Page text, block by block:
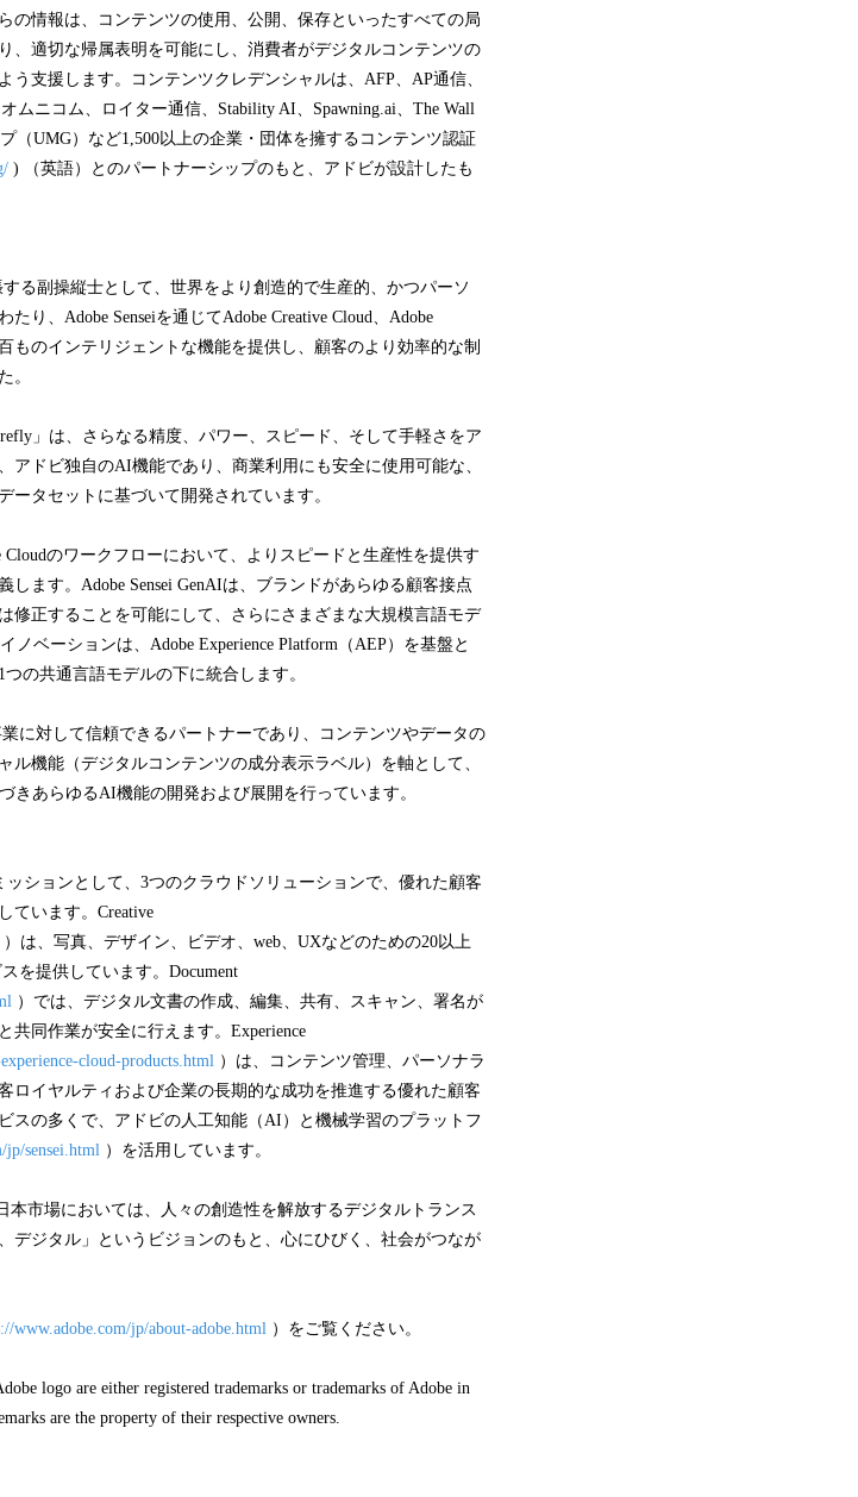
の情報は、コンテンツの使用、公開、保存といったすべての局
、適切な帰属表明を可能にし、消費者がデジタルコンテンツの
支援します。コンテンツクレデンシャルは、AFP、AP通信、
ムニコム、ロイター通信、Stability AI、Spawning.ai、The Wall
（UMG）など1,500以上の企業・団体を擁するコンテンツ認証
) （英語）とのパートナーシップのもと、アドビが設計したも
る副操縦士として、世界をより創造的で生産的、かつパーソ
り、Adobe Senseiを通じてAdobe Creative Cloud、Adobe
ものインテリジェントな機能を提供し、顧客のより効率的な制
。
」は、さらなる精度、パワー、スピード、そして手軽さをア
アドビ独自のAI機能であり、商業利用にも安全に使用可能な、
タセットに基づいて開発されています。
Cloudのワークフローにおいて、よりスピードと生産性を提供す
ます。Adobe Sensei GenAIは、ブランドがあらゆる顧客接点
修正することを可能にして、さらにさまざまな大規模言語モデ
ベーションは、Adobe Experience Platform（AEP）を基盤と
の共通言語モデルの下に統合します。
に対して信頼できるパートナーであり、コンテンツやデータの
機能（デジタルコンテンツの成分表示ラベル）を軸として、
あらゆるAI機能の開発および展開を行っています。
ションとして、3つのクラウドソリューションで、優れた顧客
ています。Creative
）は、写真、デザイン、ビデオ、web、UXなどのための20以上
を提供しています。Document
）では、デジタル文書の作成、編集、共有、スキャン、署名が
同作業が安全に行えます。Experience
cloud-products.html ）は、コンテンツ管理、パーソナラ
ロイヤルティおよび企業の長期的な成功を推進する優れた顧客
スの多くで、アドビの人工知能（AI）と機械学習のプラットフ
jp/sensei.html ）を活用しています。
本市場においては、人々の創造性を解放するデジタルトランス
デジタル」というビジョンのもと、心にひびく、社会がつなが
www.adobe.com/jp/about-adobe.html ）をご覧ください。
logo are either registered trademarks or trademarks of Adobe in
are the property of their respective owners.